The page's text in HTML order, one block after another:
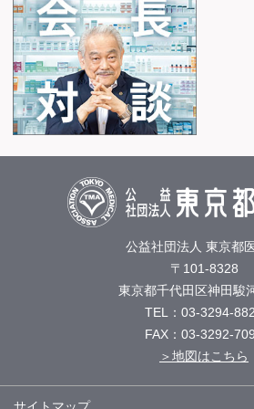
公益社団法人 東京都
〒101-8328
東京都千代田区神田駿
TEL：03-3294-
FAX：03-3292-
＞地図はこちら